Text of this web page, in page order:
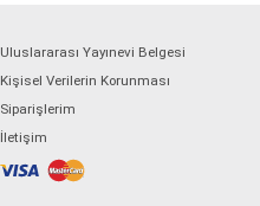
Uluslararası Yayınevi Belgesi
Kişisel Verilerin Korunması
Siparişlerim
İletişim